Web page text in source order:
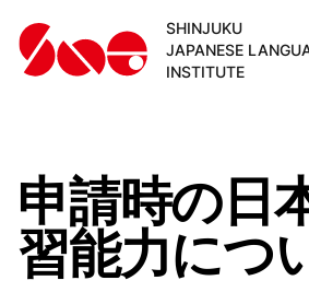
SHINJUKU
JAPANESE
INSTITUTE
申請時の日
習能力につ